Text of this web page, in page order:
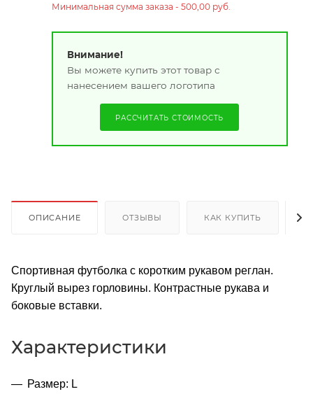
Минимальная сумма заказа - 500,00 руб.
Внимание!
Вы можете купить этот товар с
нанесением вашего логотипа
РАССЧИТАТЬ СТОИМОСТЬ
ОПИСАНИЕ ОТЗЫВЫ КАК КУПИТЬ
Спортивная футболка с коротким рукавом реглан.
Круглый вырез горловины. Контрастные рукава и
боковые вставки.
Характеристики
Размер: L